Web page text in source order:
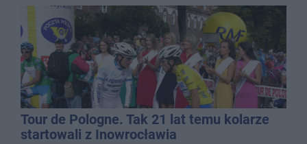
Tour de Pologne. Tak 21 lat temu kolarze
startowali z Inowrocławia